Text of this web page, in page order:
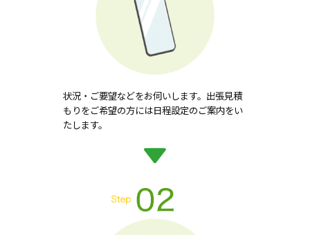
状況・ご要望などをお伺いします。出張見積
もりをご希望の方には日程設定のご案内をい
たします。